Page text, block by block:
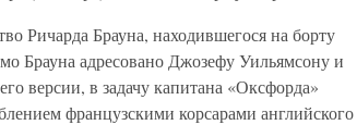
Ричарда Брауна, находившегося на борту
Брауна адресовано Джозефу Уильямсону и
версии, в задачу капитана «Оксфорда»
французскими корсарами английского